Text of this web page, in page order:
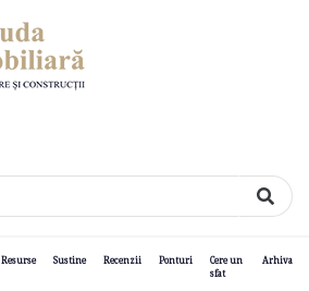
Resurse Sustine Recenzii Ponturi
Cere un
sfat
Arhiva